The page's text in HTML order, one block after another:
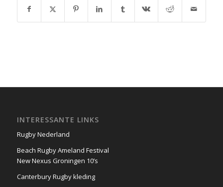
INTERESSANTE LINKS
Rugby Nederland
Beach Rugby Ameland Festival
New Nexus Groningen 10’s
Canterbury Rugby kleding